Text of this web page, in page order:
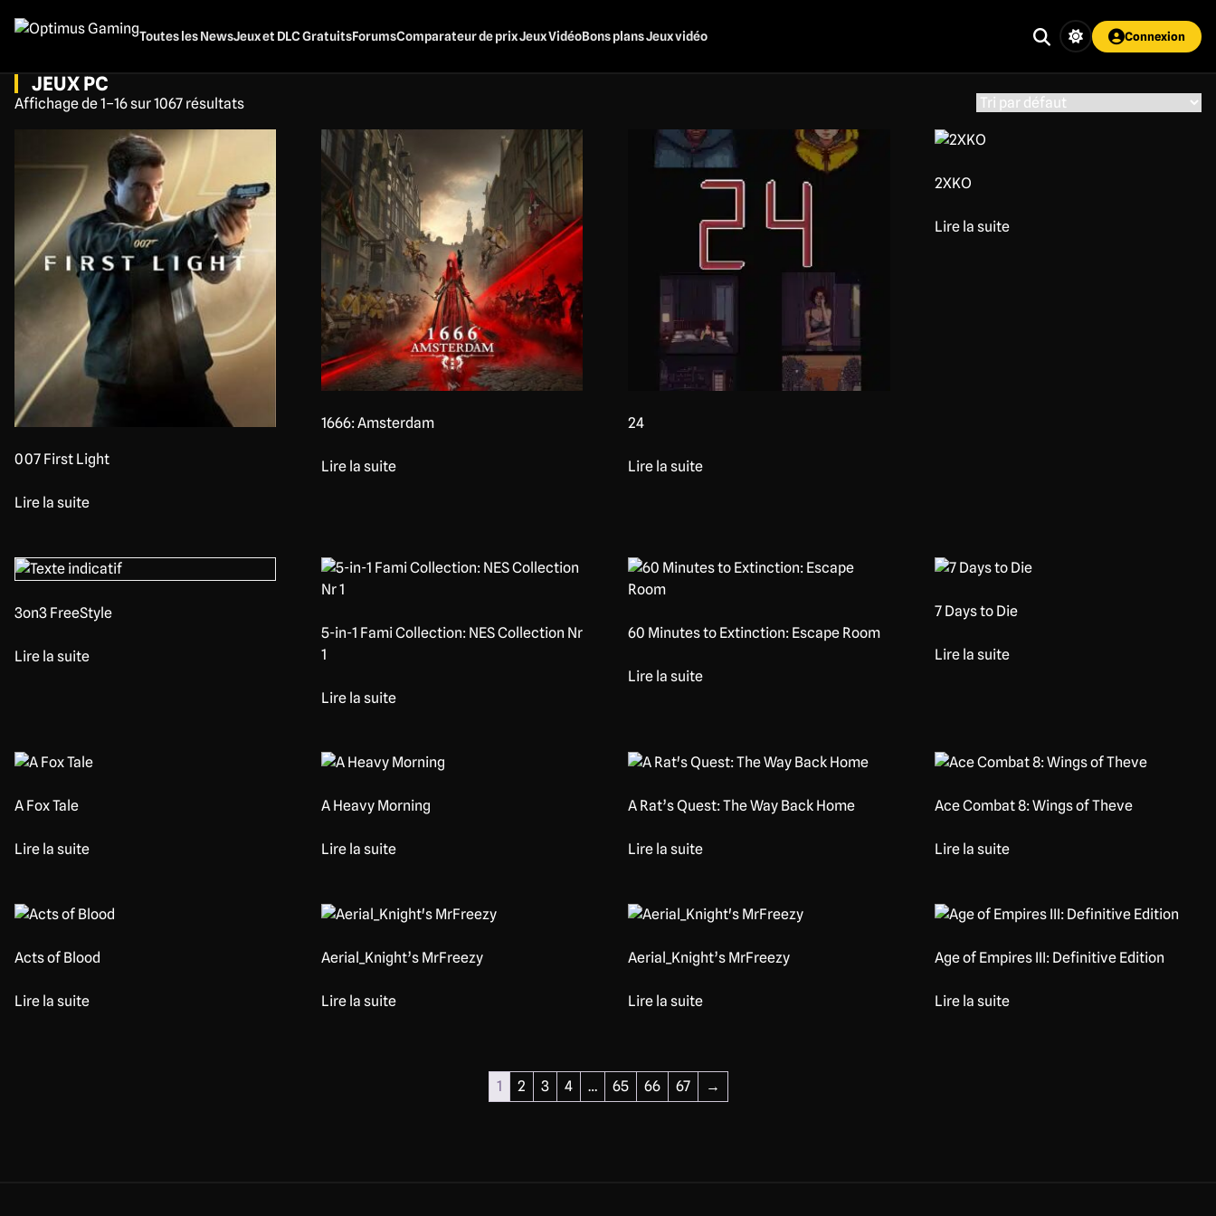
au
principal
Toutes les NewsJeux et DLC GratuitsForumsComparateur de prix Jeux VidéoBons plans Jeux vidéo Connexion
JEUX PC
Affichage de 1–16 sur 1067 résultats
007 First Light
Lire la suite
1666: Amsterdam
Lire la suite
24
Lire la suite
2XKO
Lire la suite
3on3 FreeStyle
Lire la suite
5-in-1 Fami Collection: NES Collection Nr
1
Lire la suite
60 Minutes to Extinction: Escape Room
Lire la suite
7 Days to Die
Lire la suite
A Fox Tale
Lire la suite
A Heavy Morning
Lire la suite
A Rat’s Quest: The Way Back Home
Lire la suite
Ace Combat 8: Wings of Theve
Lire la suite
Acts of Blood
Lire la suite
Aerial_Knight’s MrFreezy
Lire la suite
Aerial_Knight’s MrFreezy
Lire la suite
Age of Empires III: Definitive Edition
Lire la suite
1 2 3 4 … 65 66 67 →